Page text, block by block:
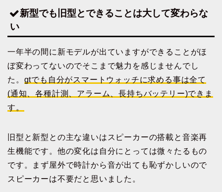
新型でも旧型とできることは大して変わらな
い
一年半の間に新モデルが出ていますができることがほ
ぼ変わってないのでそこまで魅力を感じませんでし
た。 gtでも自分がスマートウォッチに求める事は全て
(通知、各種計測、アラーム、長持ちバッテリー)できま
す。
旧型と新型との主な違いはスピーカーの搭載と音楽再
生機能です。他の変化は自分にとっては微々たるもの
です。まず屋外で時計から音が出ても恥ずかしいので
スピーカーは不要だと思いました。